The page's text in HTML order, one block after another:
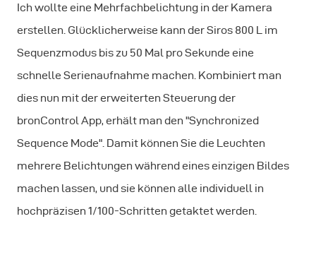
Ich wollte eine Mehrfachbelichtung in der Kamera
erstellen. Glücklicherweise kann der Siros 800 L im
Sequenzmodus bis zu 50 Mal pro Sekunde eine
schnelle Serienaufnahme machen. Kombiniert man
dies nun mit der erweiterten Steuerung der
bronControl App, erhält man den "Synchronized
Sequence Mode". Damit können Sie die Leuchten
mehrere Belichtungen während eines einzigen Bildes
machen lassen, und sie können alle individuell in
hochpräzisen 1/100-Schritten getaktet werden.